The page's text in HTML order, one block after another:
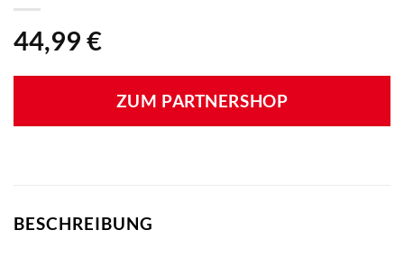
44,99 €
ZUM PARTNERSHOP
BESCHREIBUNG